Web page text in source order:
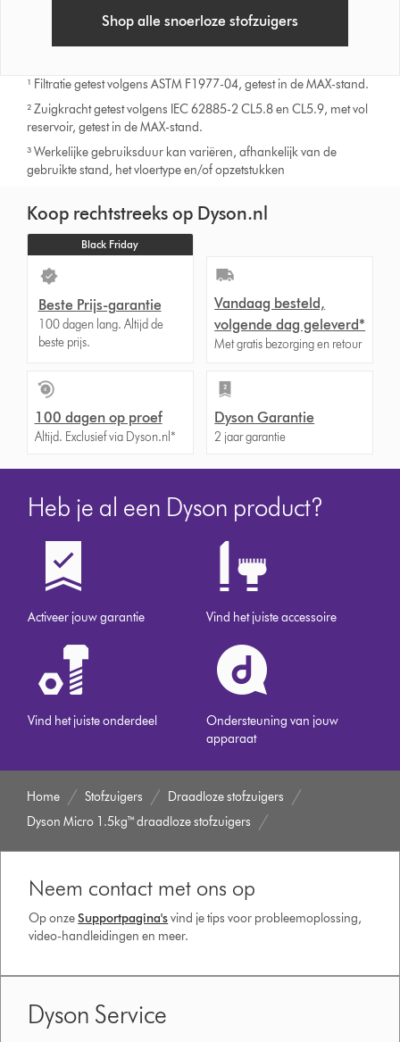
Shop alle snoerloze stofzuigers
¹ Filtratie getest volgens ASTM F1977-04, getest in de MAX-stand.
² Zuigkracht getest volgens IEC 62885-2 CL5.8 en CL5.9, met vol
reservoir, getest in de MAX-stand.
³ Werkelijke gebruiksduur kan variëren, afhankelijk van de
gebruikte stand, het vloertype en/of opzetstukken
Koop rechtstreeks op Dyson.nl
Black Friday
Beste Prijs-garantie
100 dagen lang. Altijd de
beste prijs.
Vandaag besteld,
volgende dag geleverd*
Met gratis bezorging en retour
100 dagen op proef
Altijd. Exclusief via Dyson.nl*
Dyson Garantie
2 jaar garantie
Heb je al een Dyson product?
Activeer jouw garantie Vind het juiste accessoire
Vind het juiste onderdeel
Ondersteuning van jouw
apparaat
Home Stofzuigers
Draadloze stofzuigers
Dyson Micro 1.5kg™ draadloze stofzuigers
Neem contact met ons op
Op onzeSupportpagina'svind je tips voor probleemoplossing,
video-handleidingen en meer.
Dyson Service